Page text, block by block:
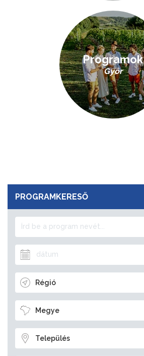
Programok
Győr
PROGRAMKERESŐ
Régió
Megye
Település